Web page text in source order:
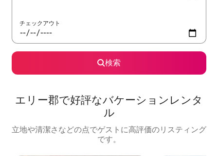
チェックアウト
検索
エリー郡で好評なバケーションレンタ
ル
立地や清潔さなどの点でゲストに高評価のリスティング
です。